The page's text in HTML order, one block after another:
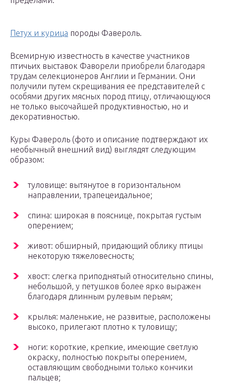
Петух и курица породы Фавероль.
Всемирную известность в качестве участников
птичьих выставок Фаворели приобрели благодаря
трудам селекционеров Англии и Германии. Они
получили путем скрещивания ее представителей с
особями других мясных пород птицу, отличающуюся
не только высочайшей продуктивностью, но и
декоративностью.
Куры Фавероль (фото и описание подтверждают их
необычный внешний вид) выглядят следующим
образом:
туловище: вытянутое в горизонтальном
направлении, трапецеидальное;
спина: широкая в пояснице, покрытая густым
оперением;
живот: обширный, придающий облику птицы
некоторую тяжеловесность;
хвост: слегка приподнятый относительно спины,
небольшой, у петушков более ярко выражен
благодаря длинным рулевым перьям;
крылья: маленькие, не развитые, расположены
высоко, прилегают плотно к туловищу;
ноги: короткие, крепкие, имеющие светлую
окраску, полностью покрыты оперением,
оставляющим свободными только кончики
пальцев;